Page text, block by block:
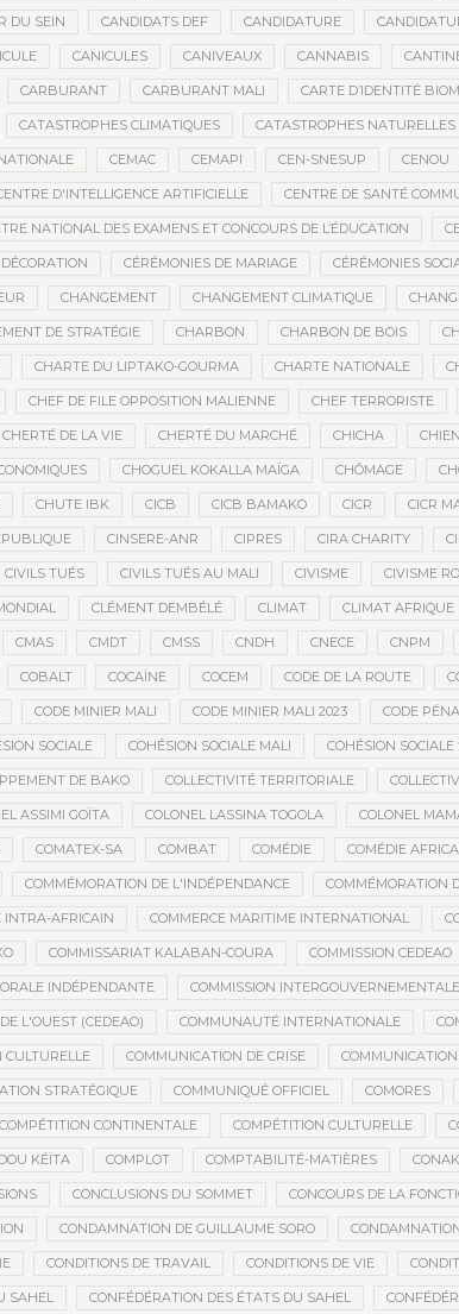
DU SEIN CANDIDATS DEF CANDIDATURE
CANICULES CANIVEAUX CANNABIS
CARBURANT CARBURANT MALI CARTE D’IDENTITÉ
CATASTROPHES CLIMATIQUES CATASTROPHES NATURELLES
CEMAC CEMAPI CEN-SNESUP CENOU
D'INTELLIGENCE ARTIFICIELLE CENTRE DE SANTÉ
NATIONAL DES EXAMENS ET CONCOURS DE L’ÉDUCATION
CÉRÉMONIES DE MARIAGE CÉRÉMONIES
CHANGEMENT CHANGEMENT CLIMATIQUE
DE STRATÉGIE CHARBON CHARBON DE BOIS
CHARTE DU LIPTAKO-GOURMA CHARTE NATIONALE
CHEF DE FILE OPPOSITION MALIENNE CHEF TERRORISTE
CHERTÉ DE LA VIE CHERTÉ DU MARCHÉ CHICHA
CHOGUEL KOKALLA MAÏGA CHÔMAGE
CHUTE IBK CICB CICB BAMAKO CICR CICR
CINSERE-ANR CIPRES CIRA CHARITY
CIVILS TUÉS CIVILS TUÉS AU MALI CIVISME CIVISME
CLÉMENT DEMBÉLÉ CLIMAT CLIMAT AFRIQUE
CMAS CMDT CMSS CNDH CNECE CNPM
COBALT COCAÏNE COCEM CODE DE LA ROUTE
CODE MINIER MALI CODE MINIER MALI 2023 CODE
SOCIALE COHÉSION SOCIALE MALI COHÉSION SOCIALE
DE BAKO COLLECTIVITÉ TERRITORIALE
ASSIMI GOÏTA COLONEL LASSINA TOGOLA COLONEL
COMATEX-SA COMBAT COMÉDIE COMÉDIE
COMMÉMORATION DE L'INDÉPENDANCE COMMÉMORATION
INTRA-AFRICAIN COMMERCE MARITIME INTERNATIONAL
COMMISSARIAT KALABAN-COURA COMMISSION CEDEAO
INDÉPENDANTE COMMISSION INTERGOUVERNEMENTALE
L'OUEST (CEDEAO) COMMUNAUTÉ INTERNATIONALE
COMMUNICATION DE CRISE
STRATÉGIQUE COMMUNIQUÉ OFFICIEL COMORES
COMPÉTITION CONTINENTALE COMPÉTITION CULTURELLE
KÉÏTA COMPLOT COMPTABILITÉ-MATIÈRES
CONCLUSIONS DU SOMMET CONCOURS DE LA
CONDAMNATION DE GUILLAUME SORO
CONDITIONS DE TRAVAIL CONDITIONS DE VIE
SAHEL CONFÉDÉRATION DES ÉTATS DU SAHEL